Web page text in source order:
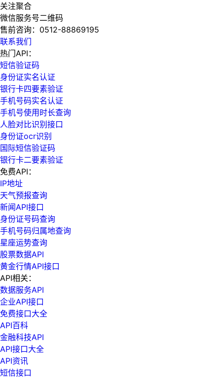
关注聚合
微信服务号二维码
售前咨询： 0512-88869195
联系我们
热门API：
短信验证码
身份证实名认证
银行卡四要素验证
手机号码实名认证
手机号使用时长查询
人脸对比识别接口
身份证ocr识别
国际短信验证码
银行卡二要素验证
免费API：
IP地址
天气预报查询
新闻API接口
身份证号码查询
手机号码归属地查询
星座运势查询
股票数据API
黄金行情API接口
API相关：
数据服务API
企业API接口
免费接口大全
API百科
金融科技API
API接口大全
API资讯
短信接口